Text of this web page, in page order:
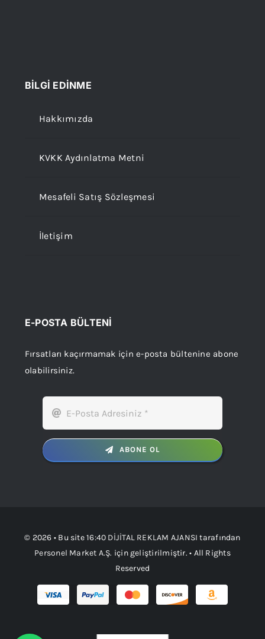
BİLGİ EDİNME
Hakkımızda
KVKK Aydınlatma Metni
Mesafeli Satış Sözleşmesi
İletişim
E-POSTA BÜLTENİ
Fırsatları kaçırmamak için e-posta bültenine abone
olabilirsiniz.
ABONE OL
© 2026 • Bu site16:40 DİJİTAL REKLAM AJANSI tarafından
Personel Market A.Ş. için geliştirilmiştir. • All Rights
Reserved